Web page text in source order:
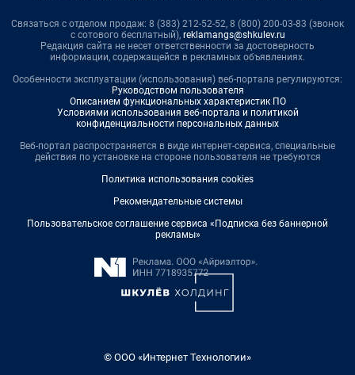
Связаться с отделом продаж: 8 (383) 212-52-52, 8 (800) 200-03-83 (звонок
с сотового бесплатный), reklamangs@shkulev.ru
Редакция сайта не несет ответственности за достоверность
информации, содержащейся в рекламных объявлениях.
Особенности эксплуатации (использования) веб-портала регулируются:
Руководством пользователя
Описанием функциональных характеристик ПО
Условиями использования веб-портала и политикой
конфиденциальности персональных данных
Веб-портал распространяется в виде интернет-сервиса, специальные
действия по установке на стороне пользователя не требуются
Политика использования cookies
Рекомендательные системы
Пользовательское соглашение сервиса «Подписка без баннерной
рекламы»
© ООО «Интернет Технологии»